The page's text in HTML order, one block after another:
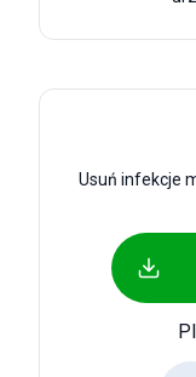
Usuń infekcje